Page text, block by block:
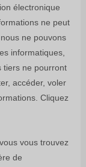
électronique
ne peut
ne pouvons
informatiques,
tiers ne pourront
accéder, voler
Cliquez
vous trouvez
de